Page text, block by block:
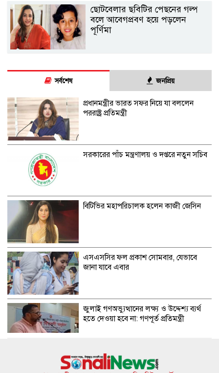
ছোটবেলার ছবিটির পেছনের গল্প
বলে আবেগপ্রবণ হয়ে পড়লেন
পূর্ণিমা
সর্বশেষ জনপ্রিয়
প্রধানমন্ত্রীর ভারত সফর নিয়ে যা বললেন
পররাষ্ট্র প্রতিমন্ত্রী
সরকারের পাঁচ মন্ত্রণালয় ও দপ্তরে নতুন সচিব
বিটিভির মহাপরিচালক হলেন কাজী জেসিন
এসএসসির ফল প্রকাশ সোমবার, যেভাবে
জানা যাবে এবার
জুলাই গণঅভ্যুত্থানের লক্ষ্য ও উদ্দেশ্য ব্যর্থ
হতে দেওয়া হবে না: গণপূর্ত প্রতিমন্ত্রী
বিমানবন্দরে ভিআইপি-সিআইপিদেরও তল্লাশির
সিদ্ধান্ত